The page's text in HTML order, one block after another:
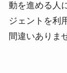
動を進める人
ジェントを利
間違いありま